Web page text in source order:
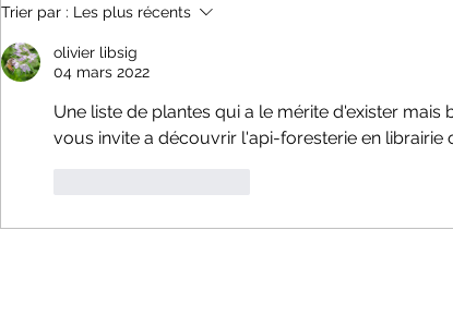
Dates information Section API
25-26
Trier par : Les plus récents
olivier libsig
04 mars 2022
Une liste de plantes qui a le mérite d'exister mais
vous invite a découvrir l'api-foresterie en librairie